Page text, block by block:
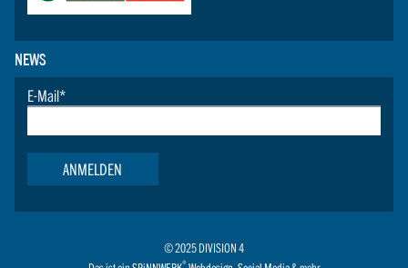
NEWS
E-Mail*
ANMELDEN
© 2025 DIVISION 4
®